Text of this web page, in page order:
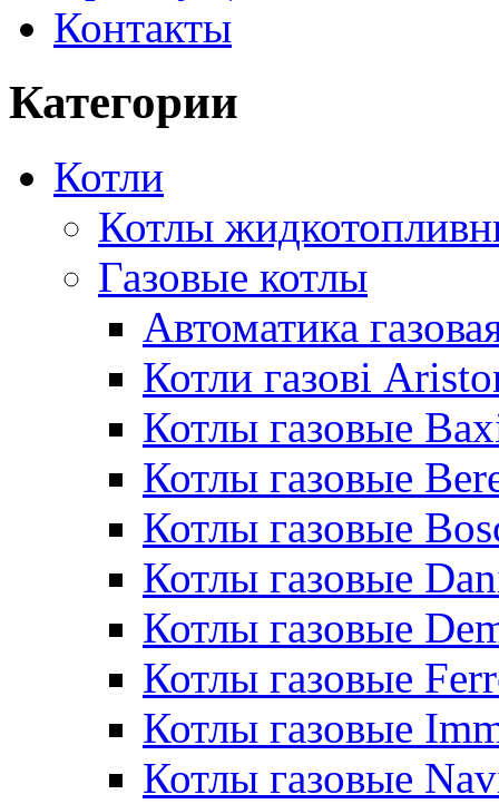
Контакты
Категории
Котли
Котлы
Газовые котлы
Автоматика
Котли газові
Котлы газовые
Котлы газовые
Котлы газовые
Котлы газовые
Котлы газовые
Котлы газовые
Котлы газовые
Котлы газовые